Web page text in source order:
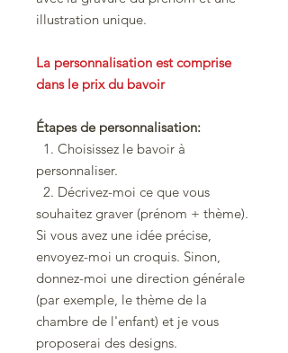
illustration unique.
La personnalisation est comprise
dans le prix du bavoir
Étapes de personnalisation:
1. Choisissez le bavoir à
personnaliser.
2. Décrivez-moi ce que vous
souhaitez graver (prénom + thème).
Si vous avez une idée précise,
envoyez-moi un croquis. Sinon,
donnez-moi une direction générale
(par exemple, le thème de la
chambre de l'enfant) et je vous
proposerai des designs.